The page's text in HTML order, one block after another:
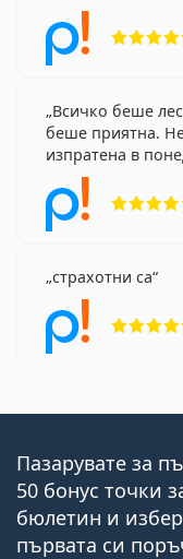
Всичко беше
беше приятна.
изпратена в
страхотни са
Пазарувате за
50 бонус точки
бюлетин и
първата си